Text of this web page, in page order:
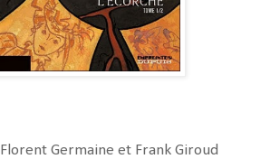
Florent Germaine et Frank Giroud